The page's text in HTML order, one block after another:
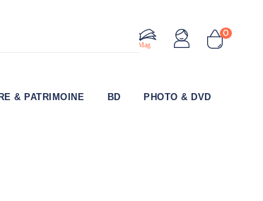
0
Le Mag
& PATRIMOINE BD PHOTO & DVD